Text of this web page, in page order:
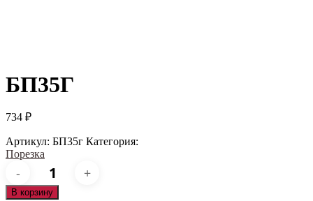
БП35Г
734 ₽
Артикул: БП35г Категория:
Порезка
Количество
товара
БП35г
В корзину